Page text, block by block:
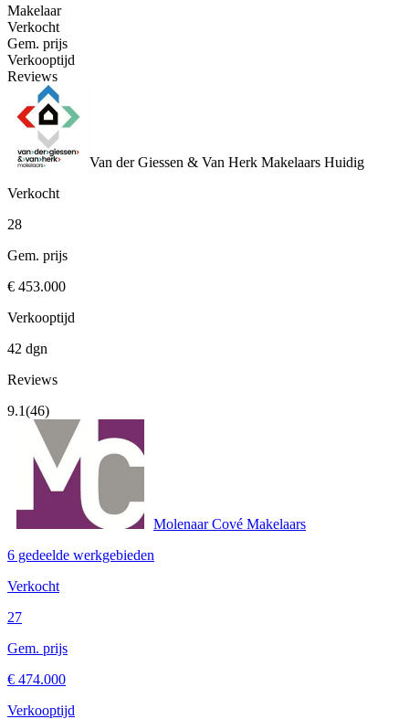
Makelaar
Verkocht
Gem. prijs
Verkooptijd
Reviews
Van der Giessen & Van Herk Makelaars Huidig
Verkocht
28
Gem. prijs
€ 453.000
Verkooptijd
42 dgn
Reviews
9.1(46)
Molenaar Cové Makelaars
6 gedeelde werkgebieden
Verkocht
27
Gem. prijs
€ 474.000
Verkooptijd